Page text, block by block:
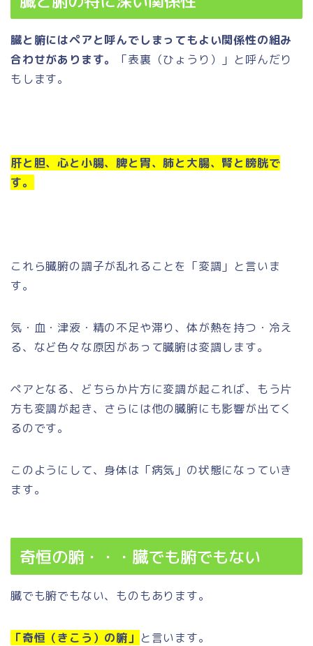
臓と腑にはペアと呼んでしまってもよい関係性の組み
合わせがあります。
「表裏（ひょうり）」と呼んだり
もします。
肝と胆、心と小腸、脾と胃、肺と大腸、腎と膀胱で
す。
これら臓腑の調子が乱れることを「変調」と言いま
す。
気・血・津液・精の不足や滞り、体が熱を持つ・冷え
る、など色々な原因があって臓腑は変調します。
ペアとなる、どちらか片方に変調が起これば、もう片
方も変調が起き、さらには他の臓腑にも影響が出てく
るのです。
このようにして、身体は「病気」の状態になっていき
ます。
奇恒の腑・・・臓でも腑でもない
臓でも腑でもない、ものもあります。
「奇恒（きこう）の腑」 と言います。